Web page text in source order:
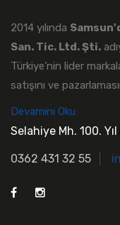
2014 yılında
San. Tic. Ltd. Şti.
Türkiye’nin lider
satışını ve
Devamını Oku
Selahiye Mh. 100.
0362 431 32 55